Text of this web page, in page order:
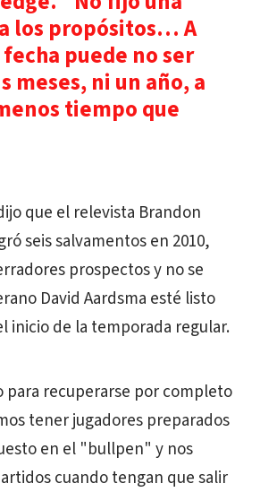
los propósitos… A
puede no ser
meses, ni un año, a
tiempo que
que el relevista Brandon
seis salvamentos en 2010,
prospectos y no se
David Aardsma esté listo
inicio de la temporada regular.
para recuperarse por completo
tener jugadores preparados
en el "bullpen" y nos
cuando tengan que salir